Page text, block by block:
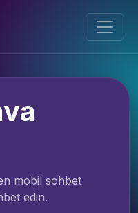
mobil sohbet
edin.